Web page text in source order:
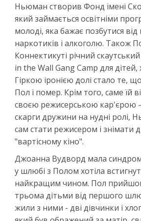
Ньюман створив Фонд імені
який займається освітніми
молоді, яка бажає позбутися від
наркотиків і алкоголю. Також
Коннектикуті річний
in the Wall Gang Camp для
Гіркою іронією долі стало те,
Пол і помер. Крім того, саме їй
своєю режисерською кар'єрою
скарги дружини на нудні ролі,
сам стати режисером і знімати
"вартісному кіно".
Джоанна Вудворд мала синдром
у шлюбі з Полом хотіла
найкращим чином. Пол
трьома дітьми від першого
жили з ними - дві дівчинки і